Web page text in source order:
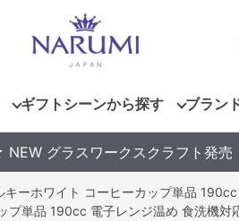
ギフトシーンから探す ブラン
NEW グラスワークスクラフト発
キーホワイト コーヒーカップ単品
プ単品 190cc 電子レンジ温め 食洗機